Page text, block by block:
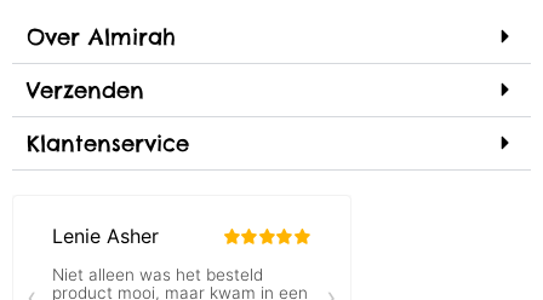
Over Almirah
Verzenden
Klantenservice